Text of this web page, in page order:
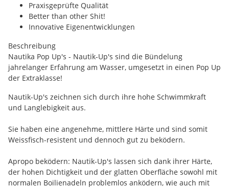
Praxisgeprüfte Qualität
Better than other Shit!
Innovative Eigenentwicklungen
Beschreibung
Nautika Pop Up's - Nautik-Up's sind die Bündelung
jahrelanger Erfahrung am Wasser, umgesetzt in einen Pop Up
der Extraklasse!
Nautik-Up's zeichnen sich durch ihre hohe Schwimmkraft
und Langlebigkeit aus.
Sie haben eine angenehme, mittlere Härte und sind somit
Weissfisch-resistent und dennoch gut zu beködern.
Apropo beködern: Nautik-Up's lassen sich dank ihrer Härte,
der hohen Dichtigkeit und der glatten Oberfläche sowohl mit
normalen Boilienadeln problemlos anködern, wie auch mit